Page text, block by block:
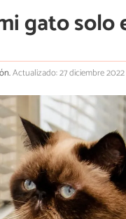
gato solo
Actualizado: 27 diciembre 2022